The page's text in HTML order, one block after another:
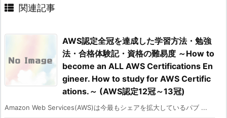
関連記事
AWS認定全冠を達成した学習方法・勉強
法・合格体験記・資格の難易度 ～How to
become an ALL AWS Certifications En
gineer. How to study for AWS Certific
ations.～ (AWS認定12冠～13冠)
Amazon Web Services(AWS)は今最もシェアを拡大しているパブ ...